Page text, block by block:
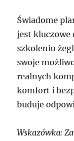
Świadome
jest kluczowe
szkoleniu
swoje
realnych
komfort i
buduje
Wskazówka: